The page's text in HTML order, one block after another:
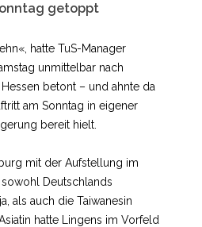
getoppt
hatte TuS-Manager
unmittelbar nach
betont – und ahnte da
am Sonntag in eigener
bereit hielt.
mit der Aufstellung im
Deutschlands
als auch die Taiwanesin
hatte Lingens im Vorfeld